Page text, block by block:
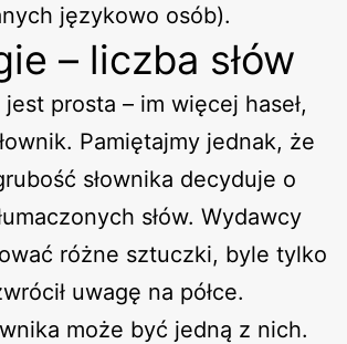
językowo osób).
– liczba słów
prosta – im więcej haseł,
Pamiętajmy jednak, że
słownika decyduje o
słów. Wydawcy
różne sztuczki, byle tylko
uwagę na półce.
może być jedną z nich.